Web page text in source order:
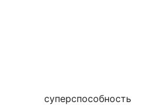
суперспособность